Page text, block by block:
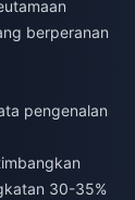
berperanan
pengenalan
30-35%